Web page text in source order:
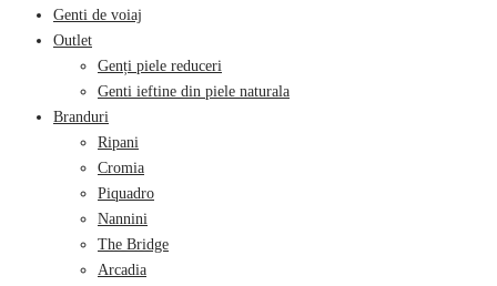
Genti de voiaj
Outlet
Genți piele reduceri
Genti ieftine din piele naturala
Branduri
Ripani
Cromia
Piquadro
Nannini
The Bridge
Arcadia